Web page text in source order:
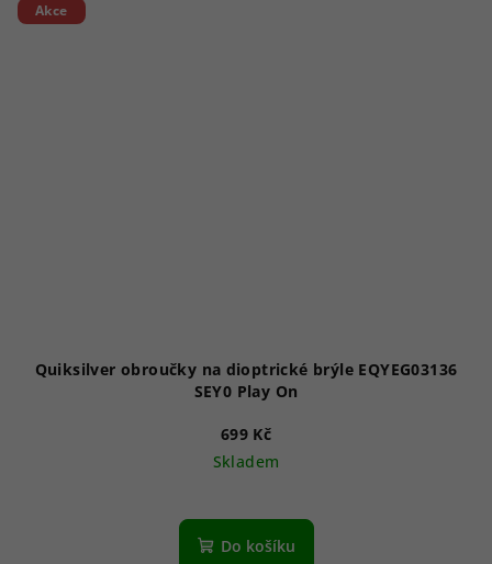
Akce
Quiksilver obroučky na dioptrické brýle EQYEG03136
SEY0 Play On
699 Kč
Skladem
Do košíku